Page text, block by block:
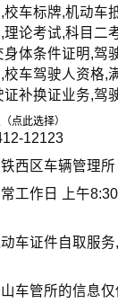
车标牌,机动车
论考试,科目二
体条件证明,驾
校车驾驶人资格,
补换证业务,驾
点此选择）
12123
西区车辆管理所
工作日 上午
车证件自取服
山车管所的信息